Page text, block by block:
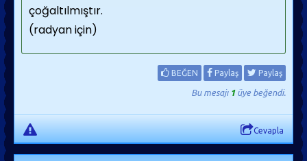
çoğaltılmıştır.
(radyan için)
BEĞEN Paylaş Paylaş
Bu mesajı 1üye beğendi.
Cevapla